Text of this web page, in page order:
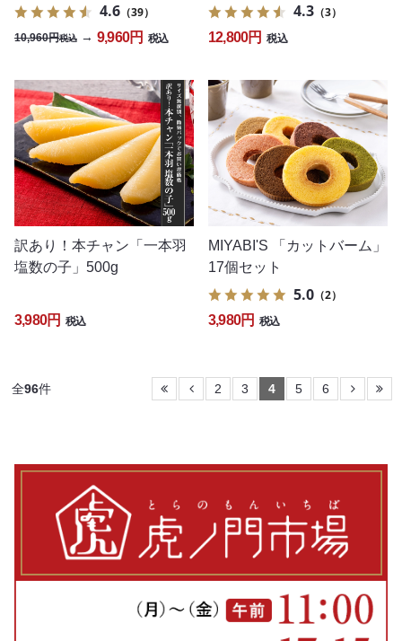
4.6 （39）
10,960円税込 → 9,960円 税込
4.3 （3）
12,800円
税込
訳あり！本チャン「一本羽
塩数の子」500g
3,980円 税込
MIYABI'S 「カットバーム」
17個セット
5.0 （2）
3,980円 税込
全96件 2 3 4 5 6